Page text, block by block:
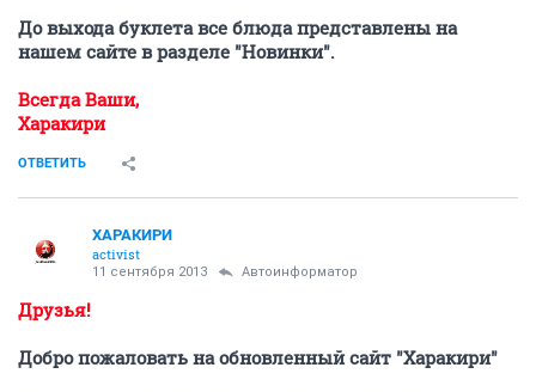
До выхода буклета все блюда представлены на
нашем сайте в разделе "Новинки".
Всегда Ваши,
Харакири
ОТВЕТИТЬ
ХАРАКИРИ
activist
11 сентября 2013 Автоинформатор
Друзья!
Добро пожаловать на обновленный сайт "Харакири"